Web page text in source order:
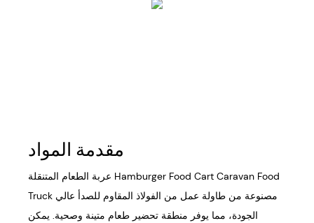
مقدمة المواد
عربة الطعام المتنقلة Hamburger Food Cart Caravan Food
Truck مصنوعة من طاولة عمل من الفولاذ المقاوم للصدأ عالي
الجودة، مما يوفر منطقة تحضير طعام متينة وصحية. يمكن